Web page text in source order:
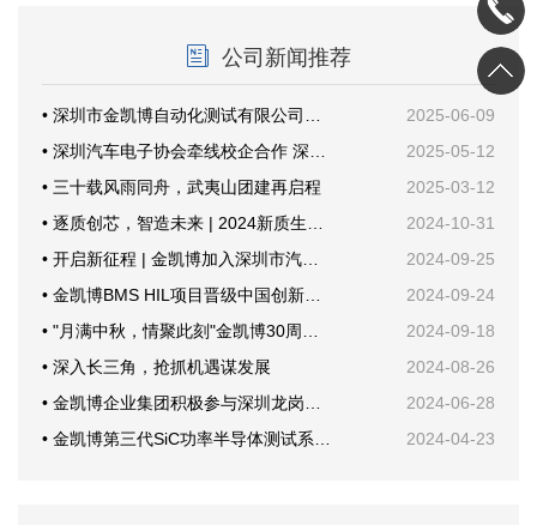
公司新闻推荐
2025-06-09
2025-05-12
• 三十载风雨同舟，武夷山团建再启程
2025-03-12
2024-10-31
2024-09-25
2024-09-24
2024-09-18
• 深入长三角，抢抓机遇谋发展
2024-08-26
2024-06-28
2024-04-23